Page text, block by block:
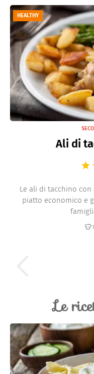
HEALTHY
Ali di
Le ali di tacchino
piatto economico e
Le